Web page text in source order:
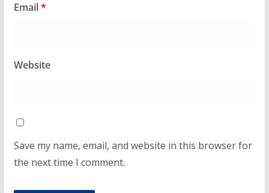
Email*
Website
Save my name, email, and website in this browser for
the next time I comment.